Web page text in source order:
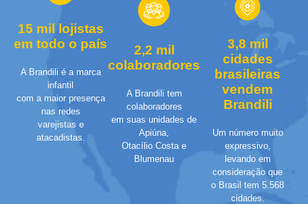
15 mil lojistas
em todo o país
A Brandili é a marca
infantil
com a maior presença
nas redes
varejistas e
atacadistas.
2,2 mil
colaboradores
A Brandili tem
colaboradores
em suas unidades de
Apiúna,
Otacílio Costa e
Blumenau
3,8 mil
cidades
brasileiras
vendem
Brandili
Um número muito
expressivo,
levando em
consideração que
o Brasil tem 5.568
cidades.